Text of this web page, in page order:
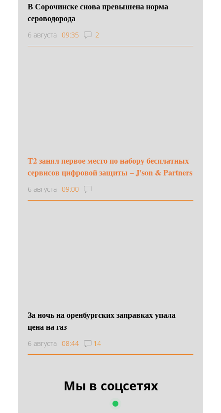
В Сорочинске снова превышена норма
сероводорода
6 августа 09:35 2
Т2 занял первое место по набору бесплатных
сервисов цифровой защиты – J'son & Partners
6 августа 09:00
За ночь на оренбургских заправках упала
цена на газ
6 августа 08:44 14
Мы в соцсетях